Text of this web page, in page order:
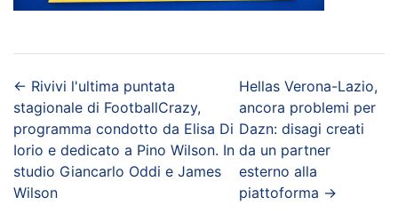
← Rivivi l'ultima puntata
stagionale di FootballCrazy,
programma condotto da Elisa Di
Iorio e dedicato a Pino Wilson. In
studio Giancarlo Oddi e James
Wilson
Hellas Verona-Lazio,
ancora problemi per
Dazn: disagi creati
da un partner
esterno alla
piattoforma →